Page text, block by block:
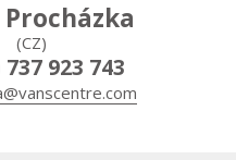
(CZ)
737 923 743